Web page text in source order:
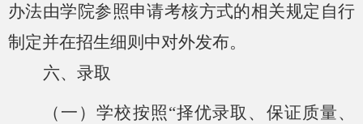
办法由学院参照申请考核方式的相关规定自行
制定并在招生细则中对外发布。
六、录取
（一）学校按照“择优录取、保证质量、